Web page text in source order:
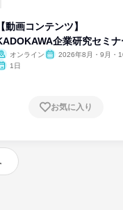
【動画コンテンツ】
企業研究セミナ
オンライン
2026年8月・9月・
1日
お気に入り